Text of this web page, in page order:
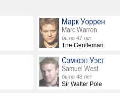
Марк Уоррен
Marc Warren
было 47 лет
The Gentleman
Сэмюэл Уэст
Samuel West
было 48 лет
Sir Walter Pole